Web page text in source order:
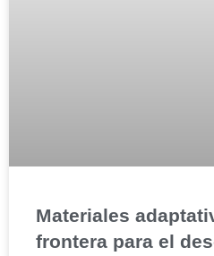
Materiales
frontera para el